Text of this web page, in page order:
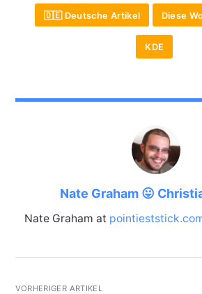
🇩🇪 Deutsche Artikel Diese
KDE
Nate Graham 😛
Nate Graham at
VORHERIGER ARTIKEL